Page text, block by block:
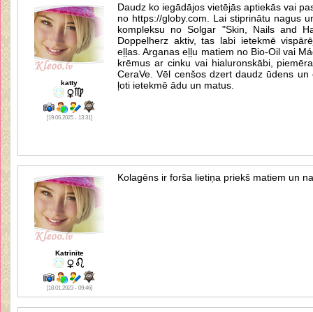
katty
[19.06.2025 - 13:31]
Daudz ko iegādājos vietējās aptiekās vai
no https://globy.com. Lai stiprinātu nagus
kompleksu no Solgar "Skin, Nails and
Doppelherz aktiv, tas labi ietekmē
eļļas. Arganas eļļu matiem no Bio-Oil vai
krēmus ar cinku vai hialuronskābi,
CeraVe. Vēl cenšos dzert daudz ūdens
ļoti ietekmē ādu un matus.
Katrīnīte
[18.01.2023 - 09:46]
Kolagēns ir forša lietiņa priekš matiem un